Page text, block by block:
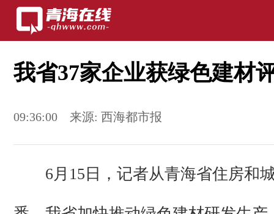
我省37家企业获绿色建材
09:36:00 来源:西海都市报
6月15日，记者从青海省住房和